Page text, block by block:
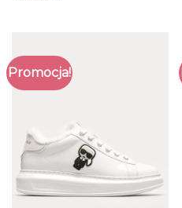
Promocja!